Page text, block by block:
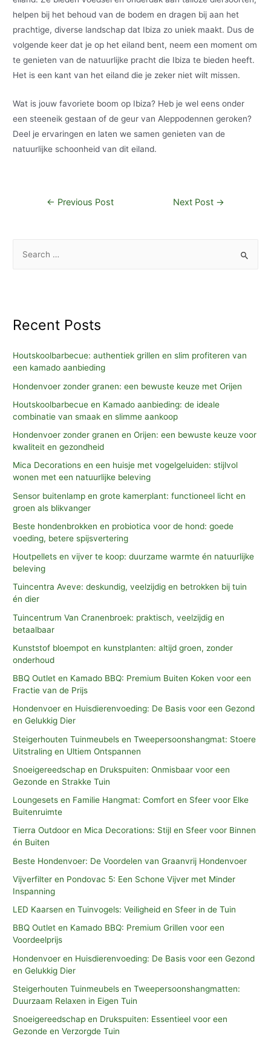
h
o
Recent Posts
Houtskoolbarbecue: authentiek grillen en slim profiteren van
een kamado aanbieding
Hondenvoer zonder granen: een bewuste keuze met Orijen
Houtskoolbarbecue en Kamado aanbieding: de ideale
combinatie van smaak en slimme aankoop
Hondenvoer zonder granen en Orijen: een bewuste keuze voor
kwaliteit en gezondheid
Mica Decorations en een huisje met vogelgeluiden: stijlvol
wonen met een natuurlijke beleving
Sensor buitenlamp en grote kamerplant: functioneel licht en
groen als blikvanger
Beste hondenbrokken en probiotica voor de hond: goede
voeding, betere spijsvertering
Houtpellets en vijver te koop: duurzame warmte én natuurlijke
beleving
Tuincentra Aveve: deskundig, veelzijdig en betrokken bij tuin
én dier
Tuincentrum Van Cranenbroek: praktisch, veelzijdig en
betaalbaar
Kunststof bloempot en kunstplanten: altijd groen, zonder
onderhoud
BBQ Outlet en Kamado BBQ: Premium Buiten Koken voor een
Fractie van de Prijs
Hondenvoer en Huisdierenvoeding: De Basis voor een Gezond
en Gelukkig Dier
Steigerhouten Tuinmeubels en Tweepersoonshangmat: Stoere
Uitstraling en Ultiem Ontspannen
Snoeigereedschap en Drukspuiten: Onmisbaar voor een
Gezonde en Strakke Tuin
Loungesets en Familie Hangmat: Comfort en Sfeer voor Elke
Buitenruimte
Tierra Outdoor en Mica Decorations: Stijl en Sfeer voor Binnen
én Buiten
Beste Hondenvoer: De Voordelen van Graanvrij Hondenvoer
Vijverfilter en Pondovac 5: Een Schone Vijver met Minder
Inspanning
LED Kaarsen en Tuinvogels: Veiligheid en Sfeer in de Tuin
BBQ Outlet en Kamado BBQ: Premium Grillen voor een
Voordeelprijs
Hondenvoer en Huisdierenvoeding: De Basis voor een Gezond
en Gelukkig Dier
Steigerhouten Tuinmeubels en Tweepersoonshangmatten:
Duurzaam Relaxen in Eigen Tuin
Snoeigereedschap en Drukspuiten: Essentieel voor een
Gezonde en Verzorgde Tuin
helpen bij het behoud van de bodem en dragen bij aan het
prachtige, diverse landschap dat Ibiza zo uniek maakt. Dus de
volgende keer dat je op het eiland bent, neem een moment om
te genieten van de natuurlijke pracht die Ibiza te bieden heeft.
Het is een kant van het eiland die je zeker niet wilt missen.
Wat is jouw favoriete boom op Ibiza? Heb je wel eens onder
een steeneik gestaan of de geur van Aleppodennen geroken?
Deel je ervaringen en laten we samen genieten van de
natuurlijke schoonheid van dit eiland.
Post← Previous Post Next Post →